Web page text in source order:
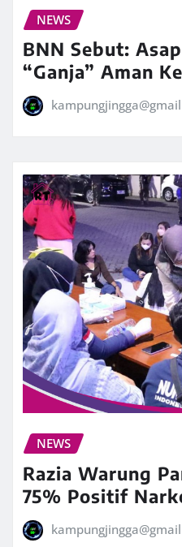
NEWS
BNN Sebut:
“Ganja” Aman
NEWS
Razia Warung
75% Positif